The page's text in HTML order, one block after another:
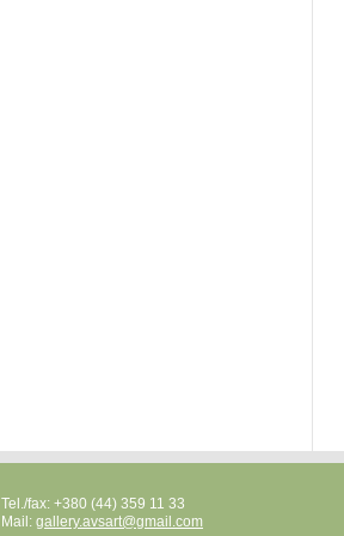
Tel./fax: +380 (44) 359 11 33
Mail: gallery.avsart@gmail.com